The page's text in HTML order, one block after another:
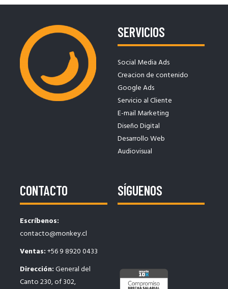
SERVICIOS
Social Media Ads
Creacion de contenido
Google Ads
Servicio al Cliente
E-mail Marketing
Diseño Digital
Desarrollo Web
Audiovisual
CONTACTO
Escríbenos:
contacto@monkey.cl
Ventas:+56 9 8920 0433
Dirección:General del
Canto 230, of 302,
SÍGUENOS